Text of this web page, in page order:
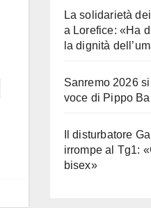
La solidarietà
a Lorefice: «Ha
la dignità
Sanremo 2026
voce di Pippo
Il disturbatore
irrompe al Tg1:
bisex»